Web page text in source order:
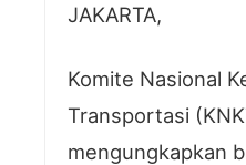
JAKARTA,
Komite Nasional
Transportasi
mengungkapkan